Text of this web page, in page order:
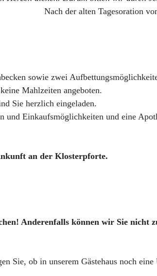
Nach der alten Tagesoration
sowie zwei
Mahlzeiten angeboten.
Sie herzlich eingeladen.
und Einkaufsmöglichkeiten und eine
an der Klosterpforte.
Anderenfalls können wir Sie nicht
Sie, ob in unserem Gästehaus noch